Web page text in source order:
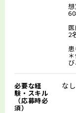
2
必要な経
験・スキル
（応募時必
須）
なし